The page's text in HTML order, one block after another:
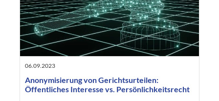
06.09.2023
Anonymisierung von Gerichtsurteilen:
Öffentliches Interesse vs. Persönlichkeitsrecht